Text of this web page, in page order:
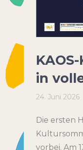
in
24. Juni 2026
Die ersten
vorbei. Am